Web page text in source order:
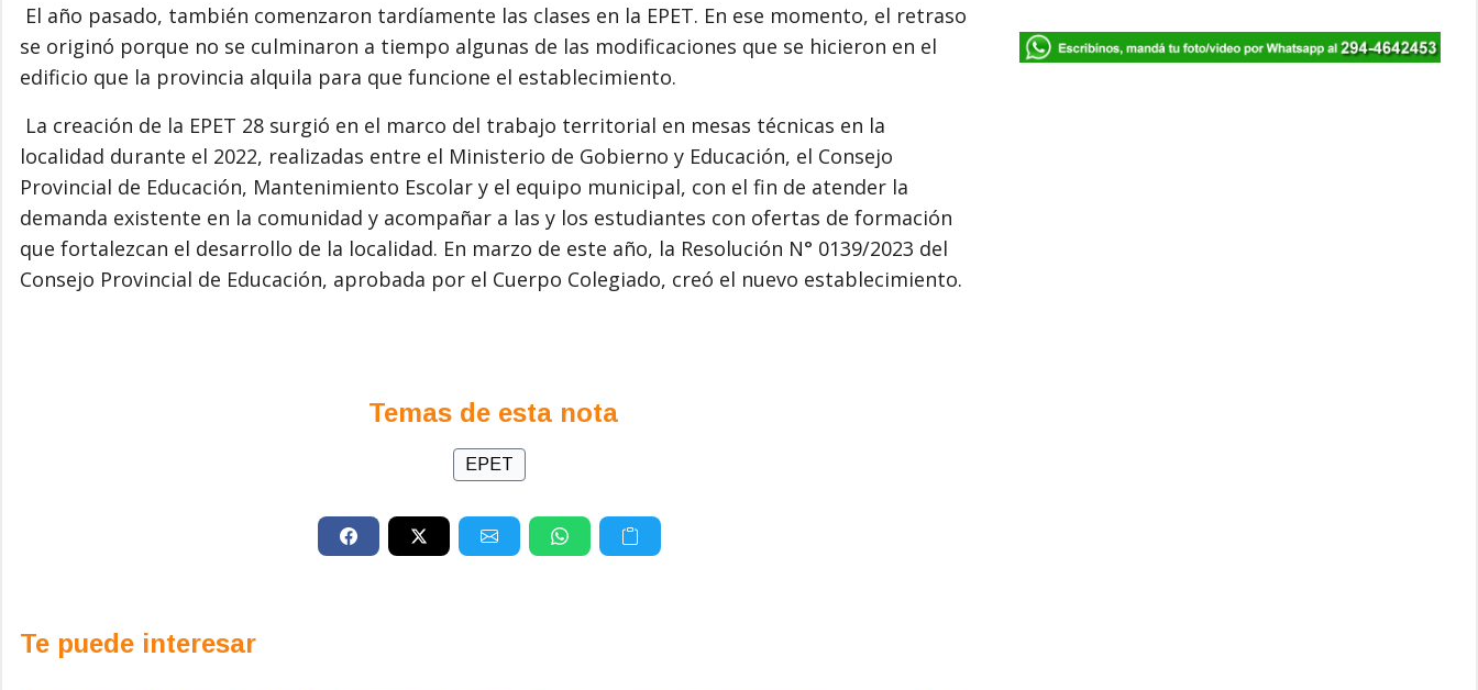
El año pasado, también comenzaron tardíamente las clases en la EPET. En ese momento, el retraso
se originó porque no se culminaron a tiempo algunas de las modificaciones que se hicieron en el
edificio que la provincia alquila para que funcione el establecimiento.
La creación de la EPET 28 surgió en el marco del trabajo territorial en mesas técnicas en la
localidad durante el 2022, realizadas entre el Ministerio de Gobierno y Educación, el Consejo
Provincial de Educación, Mantenimiento Escolar y el equipo municipal, con el fin de atender la
demanda existente en la comunidad y acompañar a las y los estudiantes con ofertas de formación
que fortalezcan el desarrollo de la localidad. En marzo de este año, la Resolución N° 0139/2023 del
Consejo Provincial de Educación, aprobada por el Cuerpo Colegiado, creó el nuevo establecimiento.
Temas de esta nota
EPET
Te puede interesar